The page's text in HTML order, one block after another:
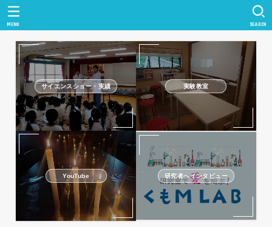
SEARCH
MENU
サイエンスショー・実績 実験教室
YouTube 研究者へインタビュー